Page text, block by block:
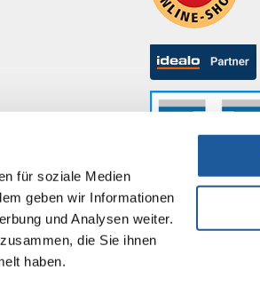
für soziale Medien
geben wir Informationen
und Analysen weiter.
die Sie ihnen
haben.